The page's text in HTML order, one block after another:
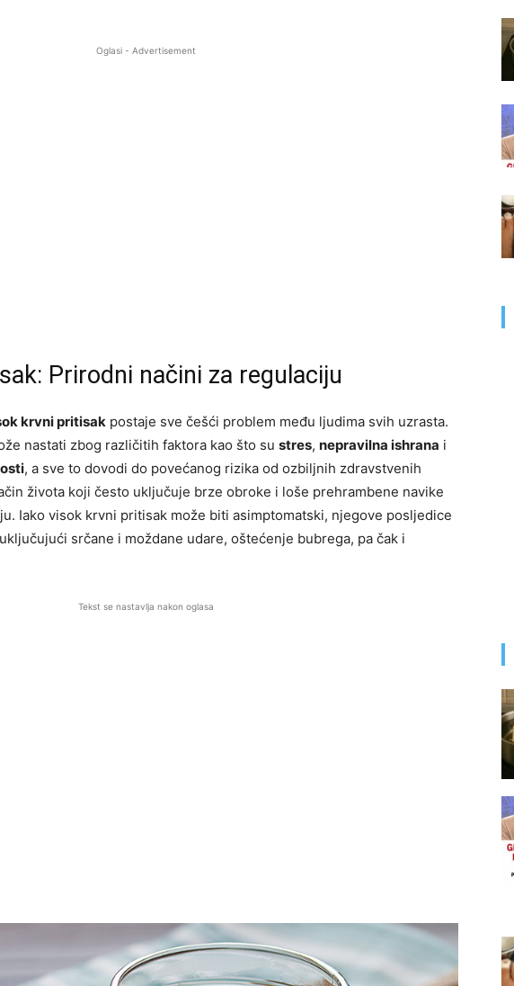
Oglasi - Advertisement
Prirodni načini za regulaciju
krvni pritisak postaje sve češći problem među ljudima svih uzrasta.
nastati zbog različitih faktora kao što su stres, nepravilna ishrana i
, a sve to dovodi do povećanog rizika od ozbiljnih zdravstvenih
života koji često uključuje brze obroke i loše prehrambene navike
Iako visok krvni pritisak može biti asimptomatski, njegove posljedice
srčane i moždane udare, oštećenje bubrega, pa čak i
Tekst se nastavlja nakon oglasa